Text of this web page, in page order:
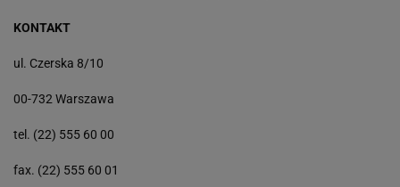
KONTAKT
ul. Czerska 8/10
00-732 Warszawa
tel. (22) 555 60 00
fax. (22) 555 60 01